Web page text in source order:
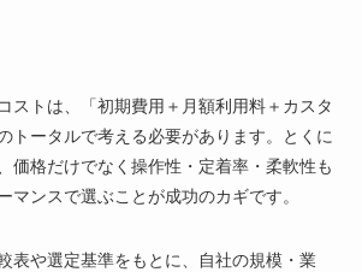
ストは、「初期費用＋月額利用料＋カスタ
トータルで考える必要があります。とくに
価格だけでなく操作性・定着率・柔軟性も
マンスで選ぶことが成功のカギです。
表や選定基準をもとに、自社の規模・業